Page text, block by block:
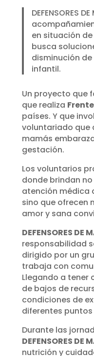
DEFENSORES
en situación
busca
disminución
infantil.
Un proyecto que
que realiza
países. Y que
voluntariado que
mamás
gestación.
Los voluntarios
donde brindan
atención médica
sino que ofrecen
amor y sana
DEFENSORES DE
responsabilidad
dirigido por un
trabaja con
Llegando a tener
de bajos de
condiciones de
diferentes
Durante las
DEFENSORES DE
nutrición y